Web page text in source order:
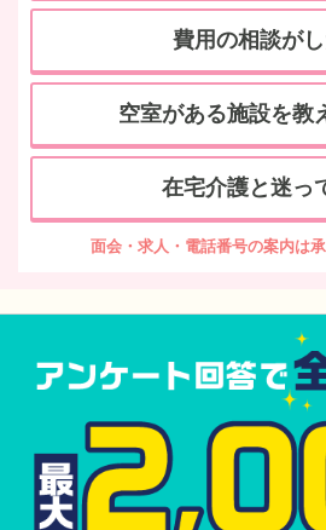
費用の相談が
空室がある施設を教
在宅介護と迷っ
面会・求人・電話番号の案内は承